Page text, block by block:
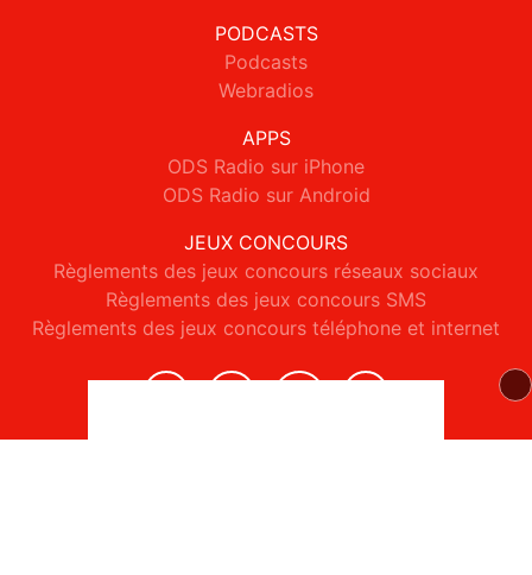
PODCASTS
Podcasts
Webradios
APPS
ODS Radio sur iPhone
ODS Radio sur Android
JEUX CONCOURS
Règlements des jeux concours réseaux sociaux
Règlements des jeux concours SMS
Règlements des jeux concours téléphone et internet